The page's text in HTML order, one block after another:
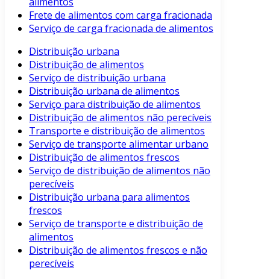
Frete de alimentos com carga fracionada
Serviço de carga fracionada de alimentos
Distribuição urbana
Distribuição de alimentos
Serviço de distribuição urbana
Distribuição urbana de alimentos
Serviço para distribuição de alimentos
Distribuição de alimentos não perecíveis
Transporte e distribuição de alimentos
Serviço de transporte alimentar urbano
Distribuição de alimentos frescos
Serviço de distribuição de alimentos não
perecíveis
Distribuição urbana para alimentos
frescos
Serviço de transporte e distribuição de
alimentos
Distribuição de alimentos frescos e não
perecíveis